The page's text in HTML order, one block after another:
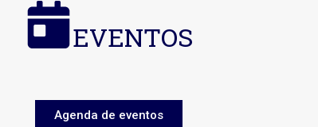
EVENTOS
Agenda de eventos